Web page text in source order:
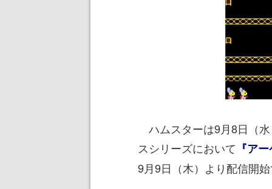
ハムスターは9月8日（
スシリーズにおいて 『ア
9月9日（木）より配信開